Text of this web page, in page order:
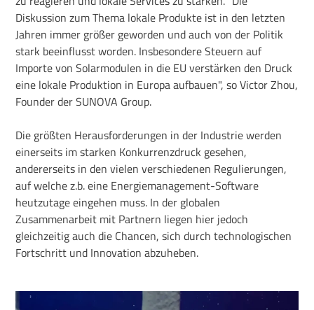
Diskussion zum Thema lokale Produkte ist in den letzten
Jahren immer größer geworden und auch von der Politik
stark beeinflusst worden. Insbesondere Steuern auf
Importe von Solarmodulen in die EU verstärken den Druck
eine lokale Produktion in Europa aufbauen", so Victor Zhou,
Founder der SUNOVA Group.
Die größten Herausforderungen in der Industrie werden
einerseits im starken Konkurrenzdruck gesehen,
andererseits in den vielen verschiedenen Regulierungen,
auf welche z.b. eine Energiemanagement-Software
heutzutage eingehen muss. In der globalen
Zusammenarbeit mit Partnern liegen hier jedoch
gleichzeitig auch die Chancen, sich durch technologischen
Fortschritt und Innovation abzuheben.